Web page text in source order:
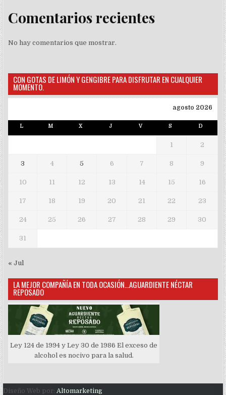
Comentarios recientes
No hay comentarios que mostrar.
CON GOTAS DE LIMÓN Y GENGIBRE PARA DISFRUTAR EN CUALQUIER
MOMENTO.
agosto 2026
L M X J V S D
1 2
3 4 5 6 7 8 9
10 11 12 13 14 15 16
17 18 19 20 21 22 23
24 25 26 27 28 29 30
31
« Jul
LA MEJOR COMPAÑÍA EN TODA OCASIÓN…AGUARDIENTE NÉCTAR
REPOSADO
Ley 124 de 1994 y Ley 30 de 1986 El exceso de
alcohol es nocivo para la salud.
Diseño Web por:Altomarketing